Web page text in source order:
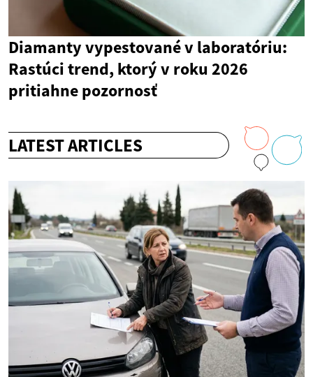
Diamanty vypestované v laboratóriu:
Rastúci trend, ktorý v roku 2026
pritiahne pozornosť
LATEST ARTICLES